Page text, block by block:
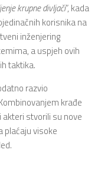
krupne divljači”, kada
korisnika na
inženjering
a uspjeh ovih
taktika.
razvio
krađe
stvorili su nove
plaćaju visoke